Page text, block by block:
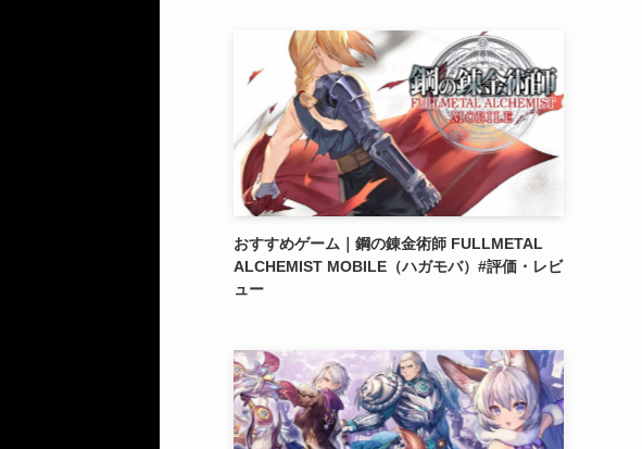
おすすめゲーム｜鋼の錬金術師 FULLMETAL
ALCHEMIST MOBILE（ハガモバ）#評価・レビ
ュー